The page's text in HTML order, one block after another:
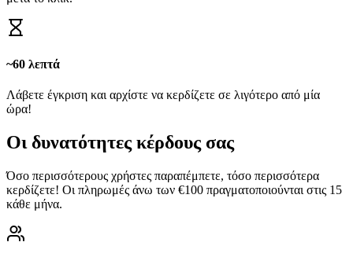
~60 λεπτά
Λάβετε έγκριση και αρχίστε να κερδίζετε σε λιγότερο από μία
ώρα!
Οι δυνατότητες κέρδους σας
Όσο περισσότερους χρήστες παραπέμπετε, τόσο περισσότερα
κερδίζετε! Οι πληρωμές άνω των €100 πραγματοποιούνται στις 15
κάθε μήνα.